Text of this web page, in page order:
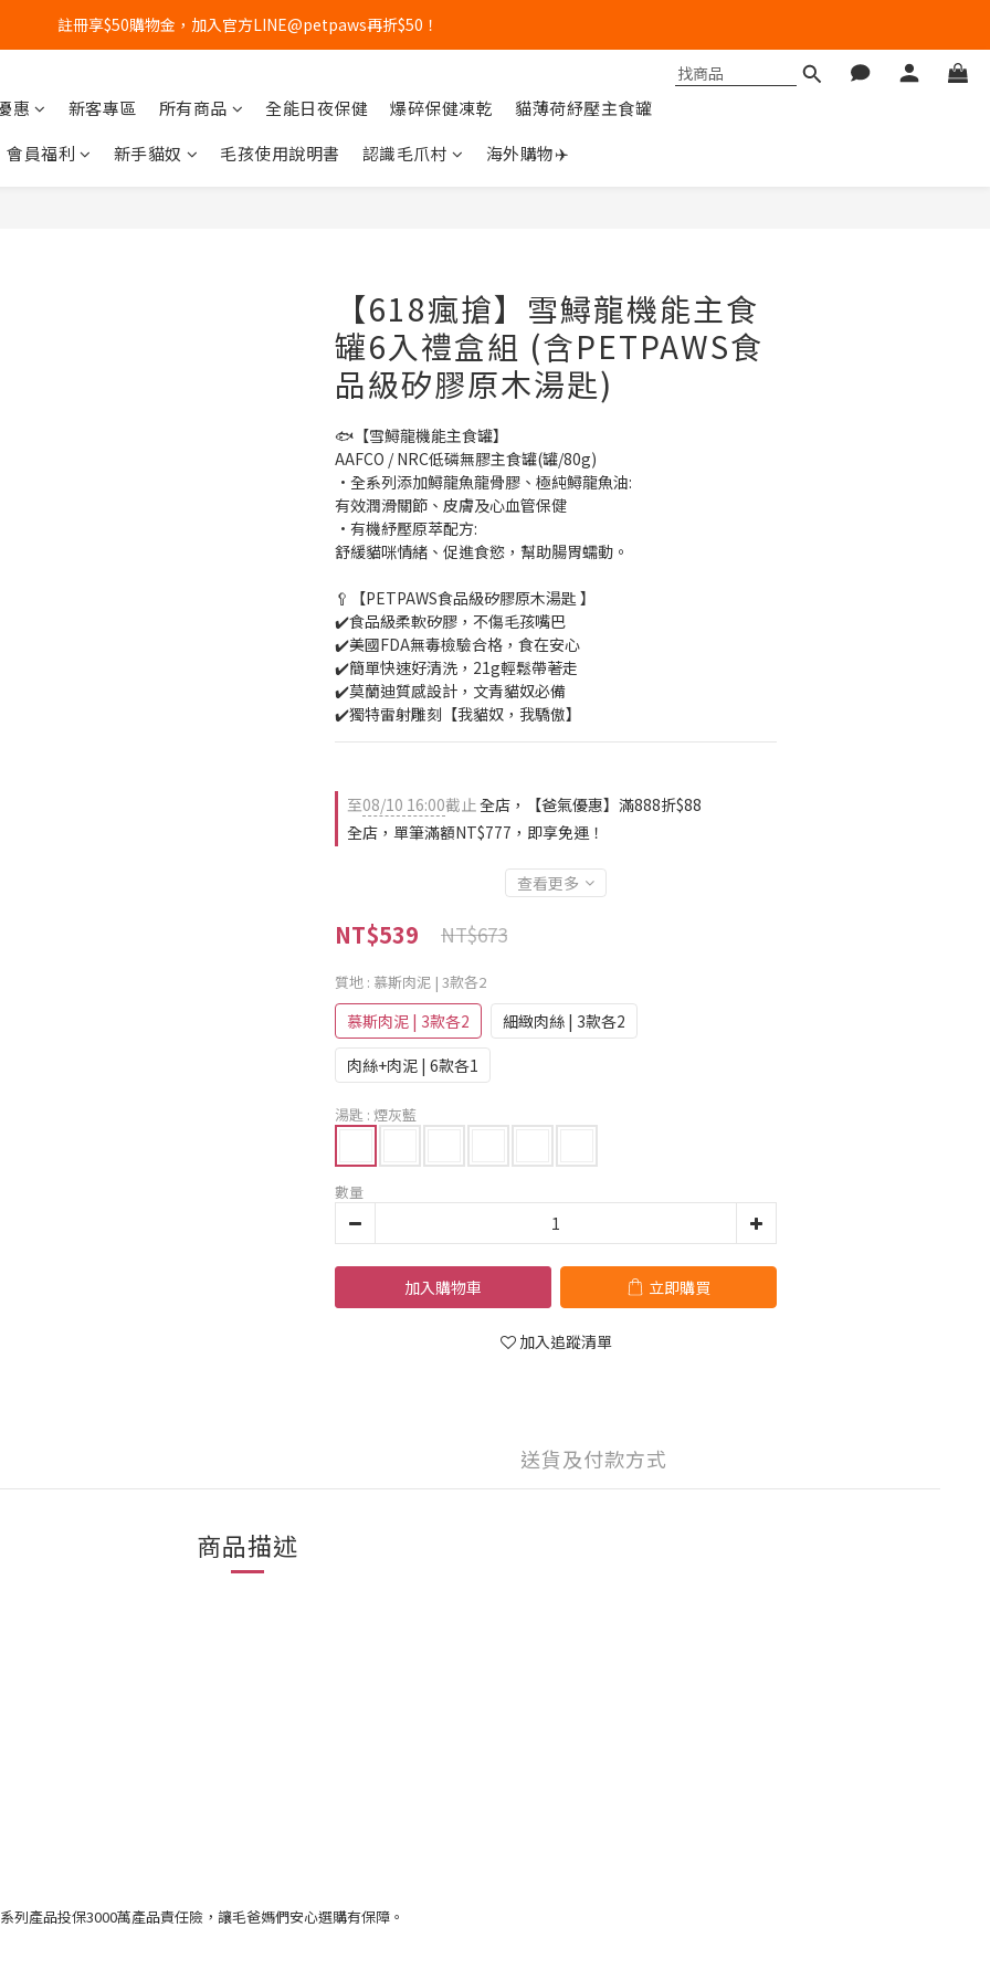
註冊享$50購物金，加入官方LINE@petpaws再折$50！
惠 新客專區 所有商品 全能日夜保健 爆碎保健凍乾
貓薄荷紓壓主食罐
會員福利
新手貓奴 毛孩使用說明書 認識毛爪村 海外購物✈️
【618瘋搶】雪鱘龍機能主食
罐6入禮盒組 (含PETPAWS食
品級矽膠原木湯匙)
🐟【雪鱘龍機能主食罐】
AAFCO / NRC低磷無膠主食罐(罐/80g)
•全系列添加鱘龍魚龍骨膠、極純鱘龍魚油:
有效潤滑關節、皮膚及心血管保健
•有機紓壓原萃配方:
舒緩貓咪情緒、促進食慾，幫助腸胃蠕動。
🥄【PETPAWS食品級矽膠原木湯匙 】
✔️食品級柔軟矽膠，不傷毛孩嘴巴
✔️美國FDA無毒檢驗合格，食在安心
✔️簡單快速好清洗，21g輕鬆帶著走
✔️莫蘭迪質感設計，文青貓奴必備
✔️獨特雷射雕刻【我貓奴，我驕傲】
至08/10 16:00截止全店，【爸氣優惠】滿888折$88
全店，單筆滿額NT$777，即享免運！
查看更多
NT$539 NT$673
質地 : 慕斯肉泥 | 3款各2
慕斯肉泥 | 3款各2
細緻肉絲 | 3款各2
肉絲+肉泥 | 6款各1
湯匙 : 煙灰藍
數量
加入購物車 立即購買
加入追蹤清單
送貨及付款方式
商品描述
產品投保3000萬產品責任險，讓毛爸媽們安心選購有保障。